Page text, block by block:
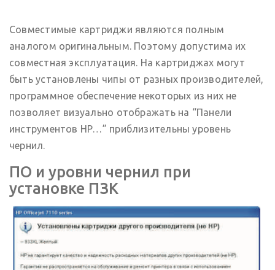
Совместимые картриджи являются полным
аналогом оригинальным. Поэтому допустима их
совместная эксплуатация. На картриджах могут
быть установлены чипы от разных производителей,
программное обеспечение некоторых из них не
позволяет визуально отображать на “Панели
инструментов HP…” приблизительны уровень
чернил.
ПО и уровни чернил при
установке ПЗК